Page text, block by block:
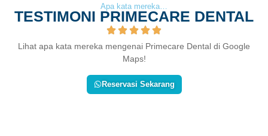
Apa kata mereka…
TESTIMONI PRIMECARE DENTAL
Lihat apa kata mereka mengenai Primecare Dental di Google
Maps!
Reservasi Sekarang